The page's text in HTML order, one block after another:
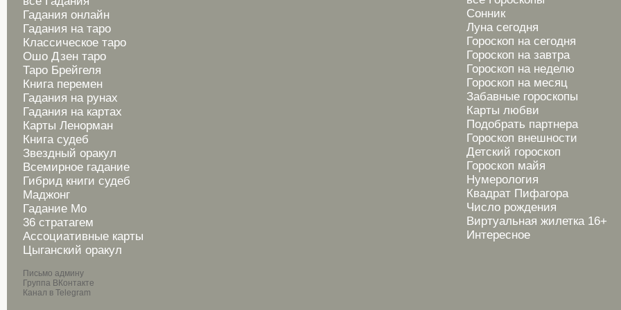
Гадания онлайн
Гадания на таро
Классическое таро
Ошо Дзен таро
Таро Брейгеля
Книга перемен
Гадания на рунах
Гадания на картах
Карты Ленорман
Книга судеб
Звездный оракул
Всемирное гадание
Гибрид книги судеб
Маджонг
Гадание Мо
36 стратагем
Ассоциативные карты
Цыганский оракул
Письмо админу
Группа ВКонтакте
Канал в Telegram
Сонник
Луна сегодня
Гороскоп на сегодня
Гороскоп на завтра
Гороскоп на неделю
Гороскоп на месяц
Забавные гороскопы
Карты любви
Подобрать партнера
Гороскоп внешности
Детский гороскоп
Гороскоп майя
Нумерология
Квадрат Пифагора
Число рождения
Виртуальная жилетка 16+
Интересное